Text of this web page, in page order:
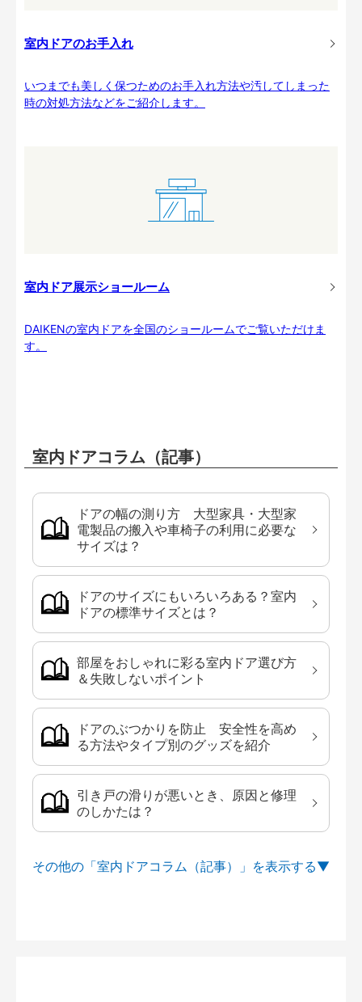
室内ドアのお手入れ
いつまでも美しく保つためのお手入れ方法や汚してしまった
時の対処方法などをご紹介します。
室内ドア展示ショールーム
DAIKENの室内ドアを全国のショールームでご覧いただけま
す。
室内ドアコラム（記事）
ドアの幅の測り方 大型家具・大型家
電製品の搬入や車椅子の利用に必要な
サイズは？
ドアのサイズにもいろいろある？室内
ドアの標準サイズとは？
部屋をおしゃれに彩る室内ドア選び方
＆失敗しないポイント
ドアのぶつかりを防止 安全性を高め
る方法やタイプ別のグッズを紹介
引き戸の滑りが悪いとき、原因と修理
のしかたは？
その他の「室内ドアコラム（記事）」を